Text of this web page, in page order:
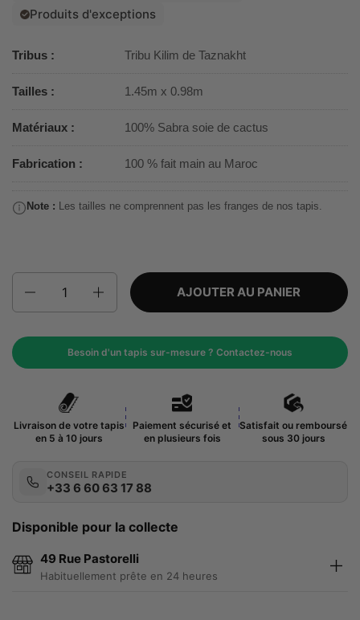
Produits d'exceptions
Tribus : Tribu Kilim de Taznakht
Tailles : 1.45m x 0.98m
Matériaux : 100% Sabra soie de cactus
Fabrication : 100 % fait main au Maroc
Note : Les tailles ne comprennent pas les franges de nos tapis.
AJOUTER AU PANIER
Besoin d'un tapis sur-mesure ? Contactez-nous
Livraison de votre tapis
en 5 à 10 jours
Paiement sécurisé et
en plusieurs fois
Satisfait ou remboursé
sous 30 jours
CONSEIL RAPIDE
+33 6 60 63 17 88
Disponible pour la collecte
49 Rue Pastorelli
Habituellement prête en 24 heures